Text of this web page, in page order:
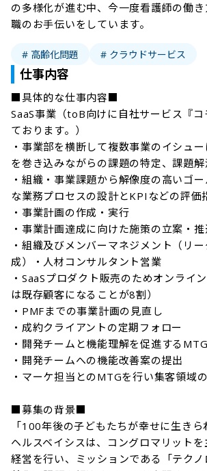
の多様化が進む中、今一度看護師の働
職のお手伝いをしています。
# 高齢化問題 # クラウドサービス
仕事内容
■具体的な仕事内容■
SaaS事業（toB向けに自社サービス『
ております。）
・事業部を横断して複数事業のイシュ
を巻き込みながらの課題の特定、課題
・組織・事業課題から解像度の高いゴ
な業務プロセスの設計とKPIなどの評価
・事業計画の作成・実行
・事業計画達成に向けた施策の立案・推
・組織及びメンバーマネジメント（リ
成）・人材コンサルタント営業
・SaaSプロダクト販売のためオンライ
は既存顧客になることが8割）
・PMFまでの事業計画の見直し
・成約クライアントの定期フォロー
・開発チームと機能理解を促進する
・開発チームへの機能改善案の提出
・マーケ担当とのMTGを行い集客領域
■募集の背景■
「100年後の子どもたちが幸せに生きら
ヘルスベイシスは、コングロマリット
経営を行い、ミッションである「テクノ